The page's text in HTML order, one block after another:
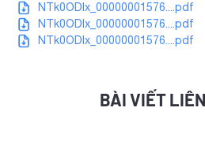
NTk0ODIx_00000001576....pdf
NTk0ODIx_00000001576....pdf
NTk0ODIx_00000001576....pdf
BÀI VIẾT